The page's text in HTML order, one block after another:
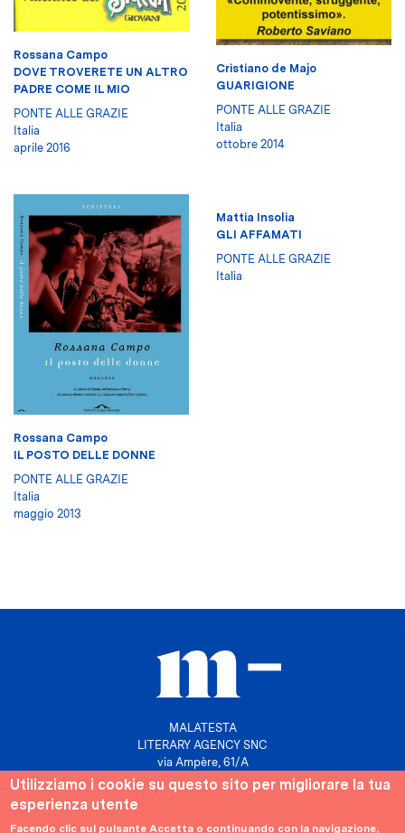
Rossana Campo
DOVE TROVERETE UN ALTRO
PADRE COME IL MIO
PONTE ALLE GRAZIE
Italia
aprile 2016
Cristiano de Majo
GUARIGIONE
PONTE ALLE GRAZIE
Italia
ottobre 2014
Rossana Campo
IL POSTO DELLE DONNE
PONTE ALLE GRAZIE
Italia
maggio 2013
Mattia Insolia
GLI AFFAMATI
PONTE ALLE GRAZIE
Italia
MALATESTA
LITERARY AGENCY SNC
via Ampère, 61/A
20131 Milano
info@agenziamalatesta.com
Utilizziamo i cookie su questo sito per migliorare la tua
esperienza utente
Facendo clic sul pulsante Accetta o continuando con la navigazione,